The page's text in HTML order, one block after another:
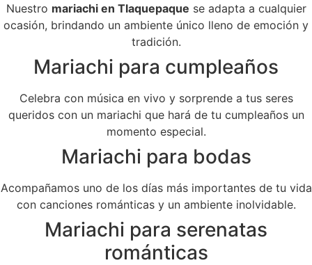
Nuestro mariachi en Tlaquepaque se adapta a cualquier
ocasión, brindando un ambiente único lleno de emoción y
tradición.
Mariachi para cumpleaños
Celebra con música en vivo y sorprende a tus seres
queridos con un mariachi que hará de tu cumpleaños un
momento especial.
Mariachi para bodas
Acompañamos uno de los días más importantes de tu vida
con canciones románticas y un ambiente inolvidable.
Mariachi para serenatas
románticas